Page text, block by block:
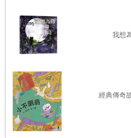
韌，充滿力量。
故事裡有好幾段非常精采的描寫，
黑風高的夜裡，小羅蘭聽著屋外野
犬阿吉會保護全家人。還有爸捕獲兩
頭，後續更親手打造了製作煙燻肉類
獸肉或家裡放養的豬製成煙燻鹿肉和
也生動無比：爸和亨利叔叔大費周章
豬膀胱和豬尾巴留給小姊妹。豬膀胱
我想
經典傳奇